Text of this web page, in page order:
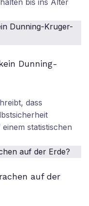
bis ins Alter
Dunning-
dass
statistischen
auf der